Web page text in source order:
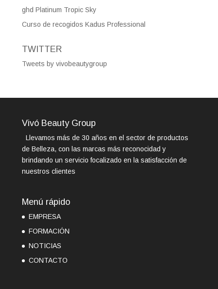
ghd Platinum Tropic Sky
Curso de recogidos Kadus Professional
TWITTER
Tweets by vivobeautygroup
Vivó Beauty Group
Llevamos más de 30 años en el sector de productos
de Belleza, con las marcas más reconocidad y
brindando un servicio focalizado en la satisfacción de
nuestros clientes
Menú rápido
EMPRESA
FORMACIÓN
NOTICIAS
CONTACTO